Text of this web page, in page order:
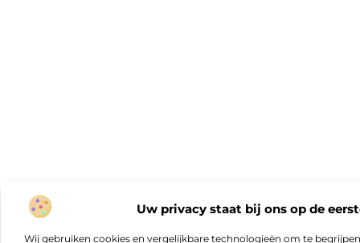
Uw privacy staat bij ons op de
Wij gebruiken cookies en vergelijkbare technologieën om te